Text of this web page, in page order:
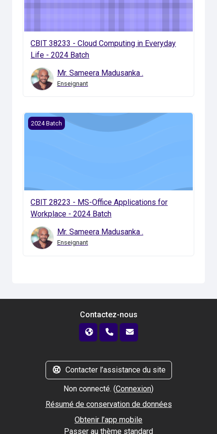
CBIT 38233 - Cloud Computing in Everyday
Life - 2024 Batch
Mr. Sameera Madusanka .
Enseignant
CBIT 28223 - MS-Office Applications for Workplace -
2024 Batch
CBIT 28223 - MS-Office Applications for
Workplace - 2024 Batch
Mr. Sameera Madusanka .
Enseignant
Contactez-nous
Contacter l’assistance du site
Non connecté. (Connexion)
Résumé de conservation de données
Obtenir l’app mobile
Passer au thème standard